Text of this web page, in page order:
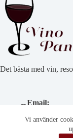
Vi använder
Det bästa med vin,
Email:
(+46) 708 95